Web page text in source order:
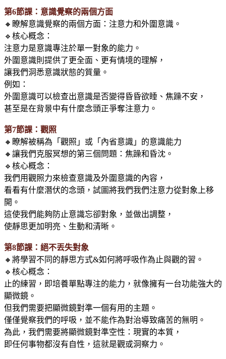
第6節課：意識覺察的兩個方面
🔸瞭解意識覺察的兩個方面：注意力和外圍意識。
🔹核心概念：
注意力是意識專注於單一對象的能力。
外圍意識則提供了更全面、更有情境的理解，
讓我們洞悉意識狀態的質量。
例如：
外圍意識可以檢查出意識是否變得昏昏欲睡、焦躁不安，
甚至是在背景中有什麼念頭正爭奪注意力。
第7節課：觀照
🔸瞭解被稱為「觀照」或「內省意識」的意識能力
🔸讓我們克服冥想的第三個問題：焦躁和昏沈。
🔹核心概念：
我們用觀照力來檢查意識及外圍意識的內容，
看看有什麼潛伏的念頭，試圖將我們我們注意力從對象上移
開。
這使我們能夠防止意識忘卻對象，並做出調整，
使靜思更加明亮、生動和清晰。
第8節課：絕不丟失對象
🔸將學習不同的靜思方式&如何將呼吸作為止與觀的習。
🔹核心概念：
止的練習，即培養單點專注的能力，就像擁有一台功能強大的
顯微鏡。
但我們需要把顯微鏡對準一個有用的主題。
僅僅覺察我們的呼吸，並不能作為對治導致痛苦的無明。
為此，我們需要將顯微鏡對準空性：現實的本質，
即任何事物都沒有自性，這就是觀或洞察力。